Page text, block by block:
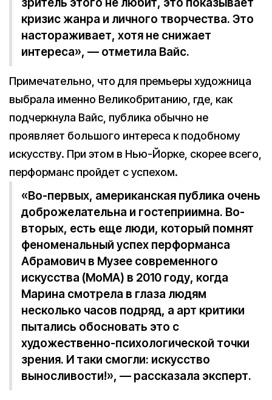
кризис жанра и личного творчества. Это
настораживает, хотя не снижает
интереса», — отметила Вайс.
Примечательно, что для премьеры художница
выбрала именно Великобританию, где, как
подчеркнула Вайс, публика обычно не
проявляет большого интереса к подобному
искусству. При этом в Нью-Йорке, скорее всего,
перформанс пройдет с успехом.
«Во-первых, американская публика очень
доброжелательна и гостеприимна. Во-
вторых, есть еще люди, который помнят
феноменальный успех перформанса
Абрамович в Музее современного
искусства (МоМА) в 2010 году, когда
Марина смотрела в глаза людям
несколько часов подряд, а арт критики
пытались обосновать это с
художественно-психологической точки
зрения. И таки смогли: искусство
выносливости!», — рассказала эксперт.